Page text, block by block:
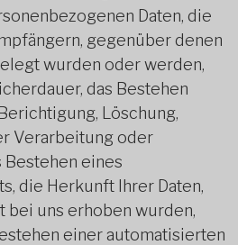
Daten, die
gegenüber denen
wurden oder werden,
das Bestehen
Löschung,
Verarbeitung oder
eines
die Herkunft Ihrer Daten,
bei uns erhoben wurden,
einer automatisierten